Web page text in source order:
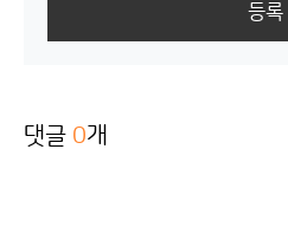
등록
댓글 0개